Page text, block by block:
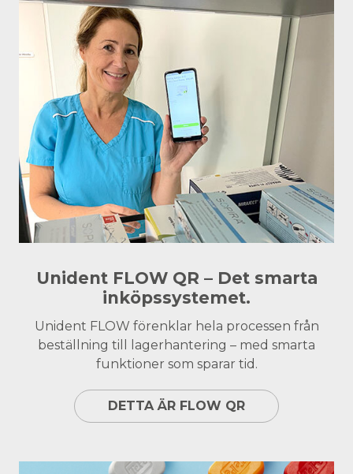
Unident FLOW QR – Det smarta
inköpssystemet.
Unident FLOW förenklar hela processen från
beställning till lagerhantering – med smarta
funktioner som sparar tid.
DETTA ÄR FLOW QR